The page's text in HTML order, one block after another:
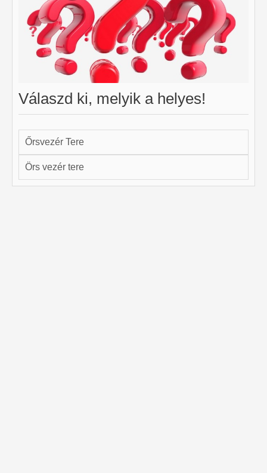
Válaszd ki, melyik a helyes!
Őrsvezér Tere
Örs vezér tere